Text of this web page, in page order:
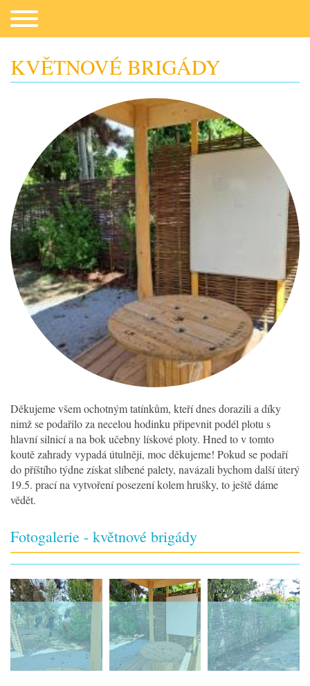
Co potřebujeme
Fotogalerie
Kontakt
KVĚTNOVÉ BRIGÁDY
Děkujeme všem ochotným tatínkům, kteří dnes dorazili a díky
nimž se podařilo za necelou hodinku připevnit podél plotu s
hlavní silnicí a na bok učebny lískové ploty. Hned to v tomto
koutě zahrady vypadá útulněji, moc děkujeme! Pokud se podaří
do příštího týdne získat slíbené palety, navázali bychom další úterý
19.5. prací na vytvoření posezení kolem hrušky, to ještě dáme
vědět.
Fotogalerie - květnové brigády